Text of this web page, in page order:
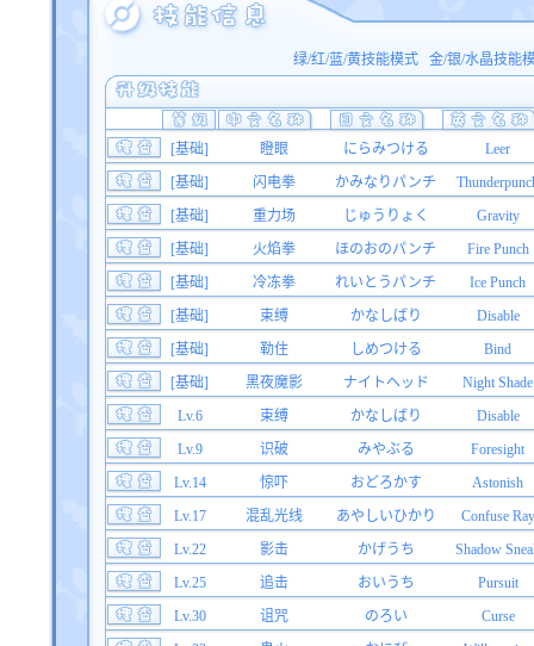
绿/红/蓝/黄技能模式 金/银/水晶技能
[基础] 瞪眼 にらみつける
Leer
[基础]
闪电拳 かみなりパンチ
[基础]
重力场 じゅうりょく
Gravity
[基础]
火焰拳 ほのおのパンチ
Fire Punch
[基础]
冷冻拳 れいとうパンチ
Ice Punch
[基础]
束缚 かなしばり
Disable
[基础]
勒住 しめつける
Bind
[基础]
黑夜魔影 ナイトヘッド
Night Shade
Lv.6
束缚 かなしばり
Disable
Lv.9
识破 みやぶる
Foresight
Lv.14
惊吓 おどろかす
Astonish
Lv.17
混乱光线 あやしいひかり
Confuse Ray
Lv.22
影击 かげうち
Shadow
Lv.25
追击 おいうち
Pursuit
Lv.30
诅咒 のろい
Curse